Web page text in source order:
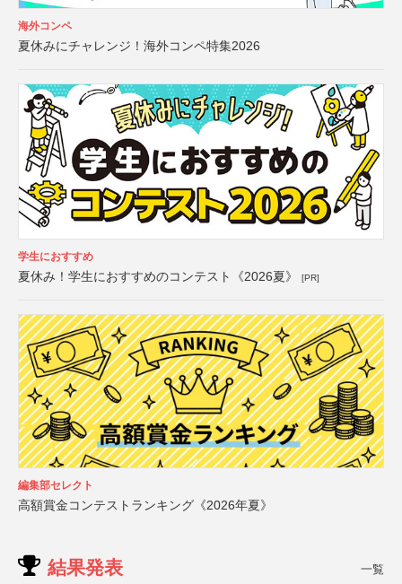
海外コンペ
夏休みにチャレンジ！海外コンペ特集2026
学生におすすめ
夏休み！学生におすすめのコンテスト《2026夏》 [PR]
編集部セレクト
高額賞金コンテストランキング《2026年夏》
結果発表 一覧